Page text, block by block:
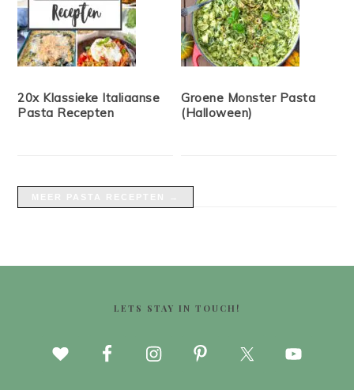
20x Klassieke Italiaanse
Pasta Recepten
Groene Monster Pasta
(Halloween)
LETS STAY IN TOUCH!